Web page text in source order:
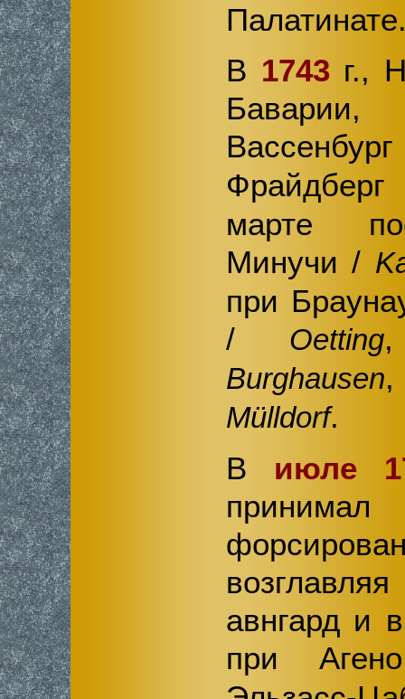
В 1743г.,
марте
Минучи /
при
/ Oetting
Burghausen
Mülldorf.
В июле
авнгард и
при